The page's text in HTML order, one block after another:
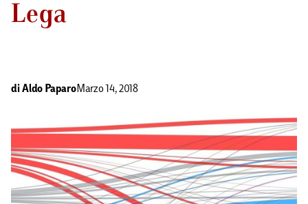
Lega
di Aldo PaparoMarzo 14, 2018